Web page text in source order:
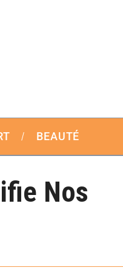
BEAUTÉ
Nos